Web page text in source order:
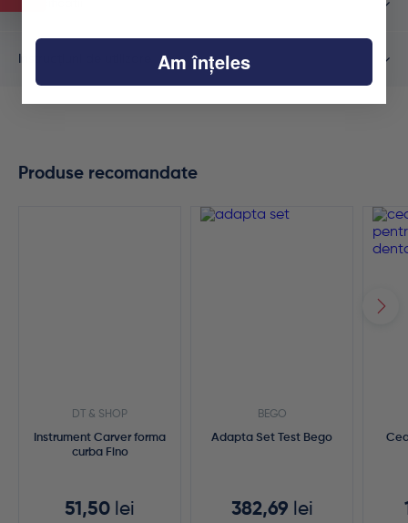
Produse recomandate
DT & SHOP
Instrument Carver forma
curba Fino
51,50 lei
BEGO
Adapta Set Test Bego
382,69 lei
Am înțeles